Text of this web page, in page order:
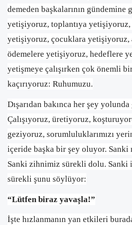
demeden başkalarının gündemine
yetişiyoruz, toplantıya
yetişiyoruz, çocuklara
ödemelere yetişiyoruz, hedeflere
yetişmeye çalışırken çok önemli
kaçırıyoruz: Ruhumuzu.
Dışarıdan bakınca her şey
Çalışıyoruz, üretiyoruz,
geziyoruz, sorumluluklarımızı
içeride başka bir şey oluyor. Sanki
Sanki zihnimiz sürekli dolu. Sanki
sürekli şunu söylüyor:
“Lütfen biraz yavaşla!”
İşte hızlanmanın yan etkileri